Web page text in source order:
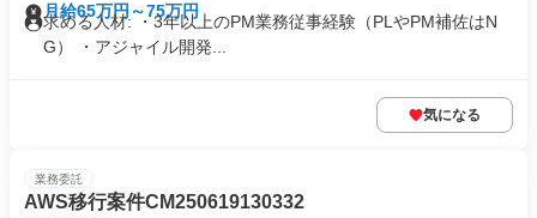
月給65万円～75万円
求める人材: ・3年以上のPM業務従事経験（PLやPM補佐はN
G） ・アジャイル開発...
気になる
業務委託
AWS移行案件CM250619130332